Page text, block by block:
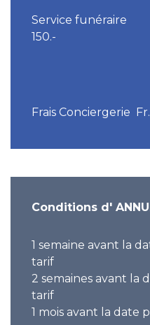
Service
150.-
Frais Conciergerie
Conditions d'
1 semaine avant la
tarif
2 semaines avant la
tarif
1 mois avant la date